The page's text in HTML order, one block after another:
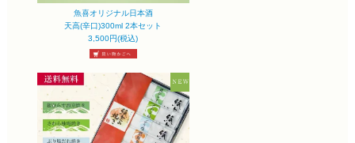
魚喜オリジナル日本酒
天高(辛口)300ml 2本セット
3,500円(税込)